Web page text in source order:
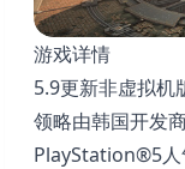
游戏详情
5.9更新非虚拟机
领略由韩国开发
PlayStation®5人